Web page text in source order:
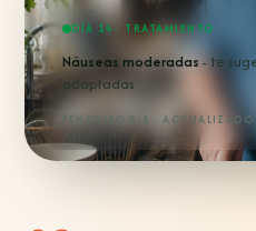
DÍA 14 · TRATAMIENTO
Náuseas moderadas- te
adaptadas
FENOTIPO B-3 ·